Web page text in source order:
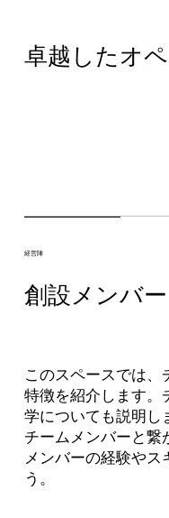
卓越したオ
経営陣
創設メンバー
このスペースでは、
特徴を紹介します。
学についても説明し
チームメンバーと繋
メンバーの経験やス
う。